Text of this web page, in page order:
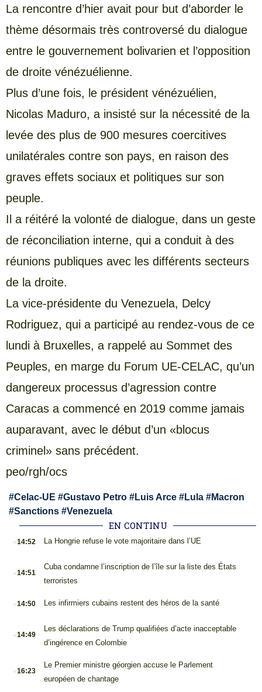
La rencontre d’hier avait pour but d’aborder le
thème désormais très controversé du dialogue
entre le gouvernement bolivarien et l’opposition
de droite vénézuélienne.
Plus d’une fois, le président vénézuélien,
Nicolas Maduro, a insisté sur la nécessité de la
levée des plus de 900 mesures coercitives
unilatérales contre son pays, en raison des
graves effets sociaux et politiques sur son
peuple.
Il a réitéré la volonté de dialogue, dans un geste
de réconciliation interne, qui a conduit à des
réunions publiques avec les différents secteurs
de la droite.
La vice-présidente du Venezuela, Delcy
Rodriguez, qui a participé au rendez-vous de ce
lundi à Bruxelles, a rappelé au Sommet des
Peuples, en marge du Forum UE-CELAC, qu’un
dangereux processus d’agression contre
Caracas a commencé en 2019 comme jamais
auparavant, avec le début d’un «blocus
criminel» sans précédent.
peo/rgh/ocs
#Celac-UE #Gustavo Petro #Luis Arce #Lula #Macron
#Sanctions #Venezuela
EN CONTINU
.14:52 La Hongrie refuse le vote majoritaire dans l’UE
.14:51
Cuba condamne l’inscription de l’île sur la liste des États
terroristes
.14:50 Les infirmiers cubains restent des héros de la santé
.14:49
Les déclarations de Trump qualifiées d’acte inacceptable
d’ingérence en Colombie
.16:23
Le Premier ministre géorgien accuse le Parlement
européen de chantage